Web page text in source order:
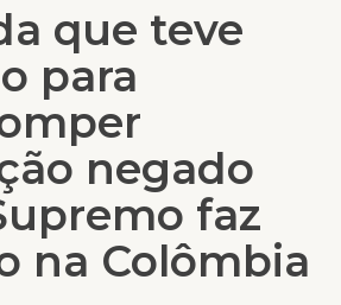
que teve
para
negado
faz
na Colômbia